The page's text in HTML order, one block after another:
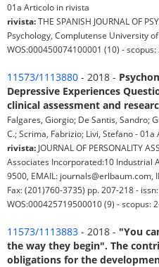
01a Articolo in rivista
rivista:THE SPANISH JOURNAL OF
Psychology, Complutense University
WOS:000450074100001 (10) -
11573/1113880 - 2018 -
Depressive Experiences
clinical assessment and
Falgares, Giorgio; De Santis, Sandro;
C.; Scrima, Fabrizio; Livi, Stefano -
rivista: JOURNAL OF PERSONALITY
Associates Incorporated:10 Industrial
9500, EMAIL: journals@erlbaum.com,
Fax: (201)760-3735) pp. 207-218 -
WOS:000425719500010 (9) - scopus:
11573/1113883 - 2018 - "You
the way they begin". The
obligations for the